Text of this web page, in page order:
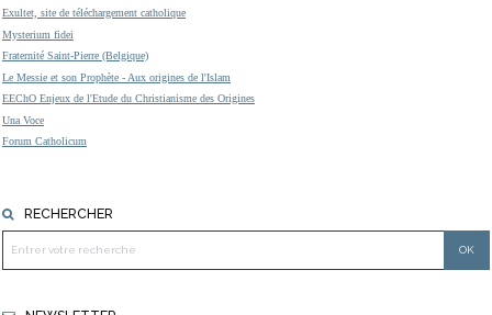
Exultet, site de téléchargement catholique
Mysterium fidei
Fraternité Saint-Pierre (Belgique)
Le Messie et son Prophète - Aux origines de l'Islam
EEChO Enjeux de l'Etude du Christianisme des Origines
Una Voce
Forum Catholicum
RECHERCHER